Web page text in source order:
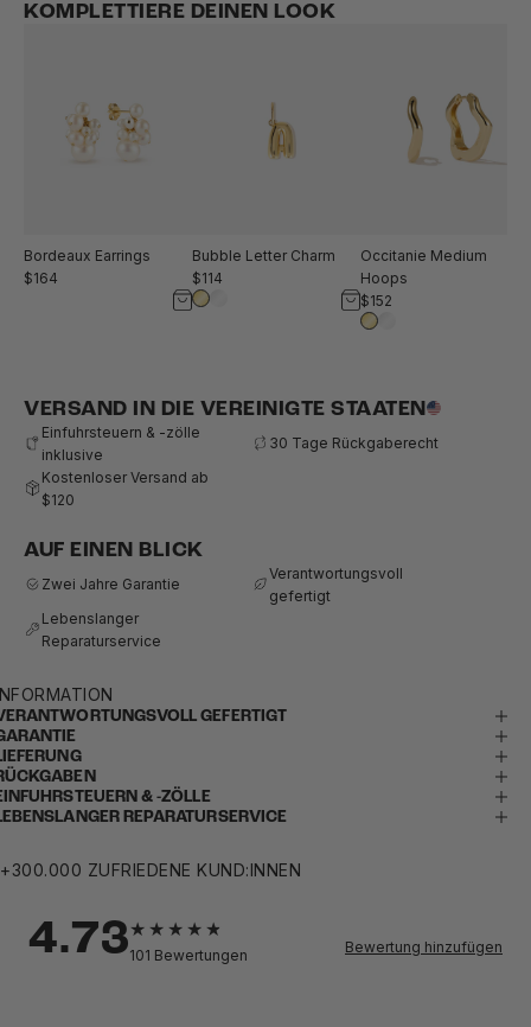
KOMPLETTIERE DEINEN LOOK
Bordeaux Earrings
$164
Bubble Letter Charm
$114
Occitanie Medium
Hoops
$152
VERSAND IN DIE VEREINIGTE STAATEN
Einfuhrsteuern & -zölle
inklusive
30 Tage Rückgaberecht
Kostenloser Versand ab
$120
AUF EINEN BLICK
Zwei Jahre Garantie
Verantwortungsvoll
gefertigt
Lebenslanger
Reparaturservice
GEFERTIGT
& -ZÖLLE
REPARATURSERVICE
+300.000 ZUFRIEDENE KUND:INNEN
4.73101 Bewertungen Bewertung hinzufügen